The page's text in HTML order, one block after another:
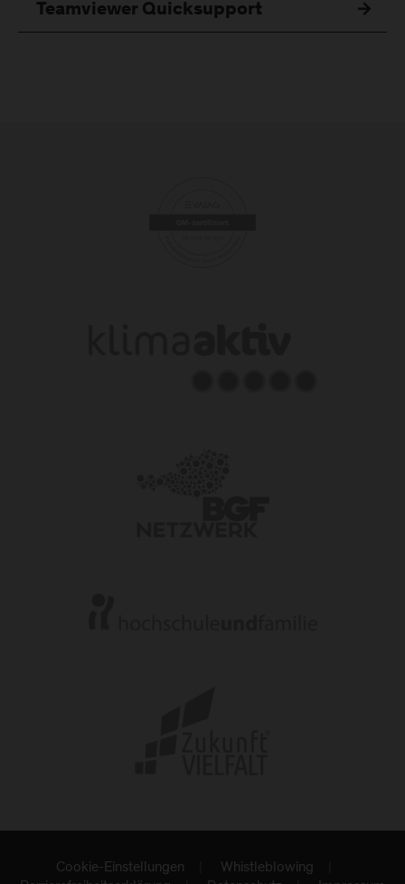
Teamviewer Quicksupport
Cookie-Einstellungen
Whistleblowing